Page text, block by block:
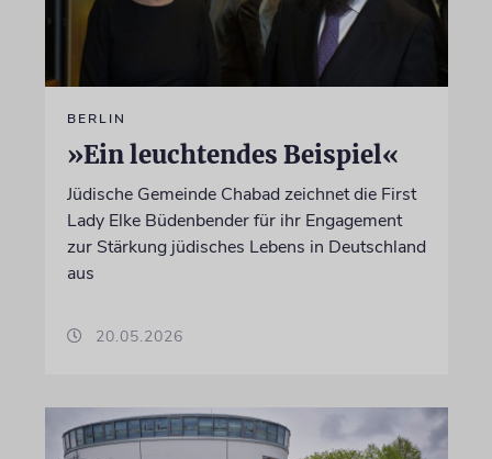
BERLIN
»Ein leuchtendes Beispiel«
Jüdische Gemeinde Chabad zeichnet die First
Lady Elke Büdenbender für ihr Engagement
zur Stärkung jüdisches Lebens in Deutschland
aus
20.05.2026